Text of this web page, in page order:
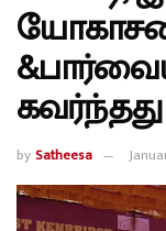
கவர்ந்தது
bySatheesa